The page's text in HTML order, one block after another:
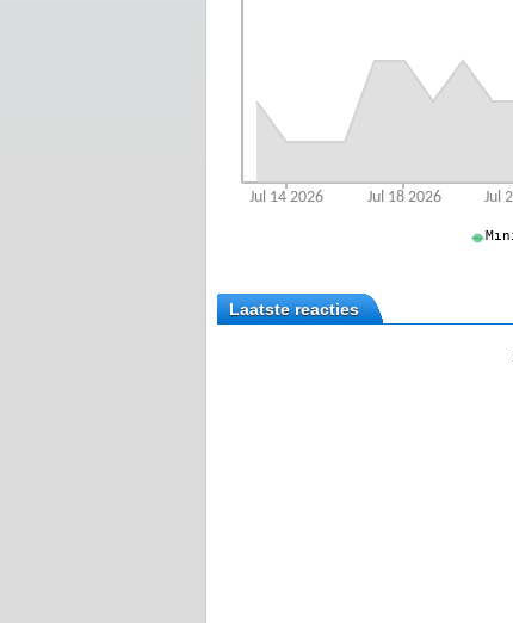
Laatste reacties